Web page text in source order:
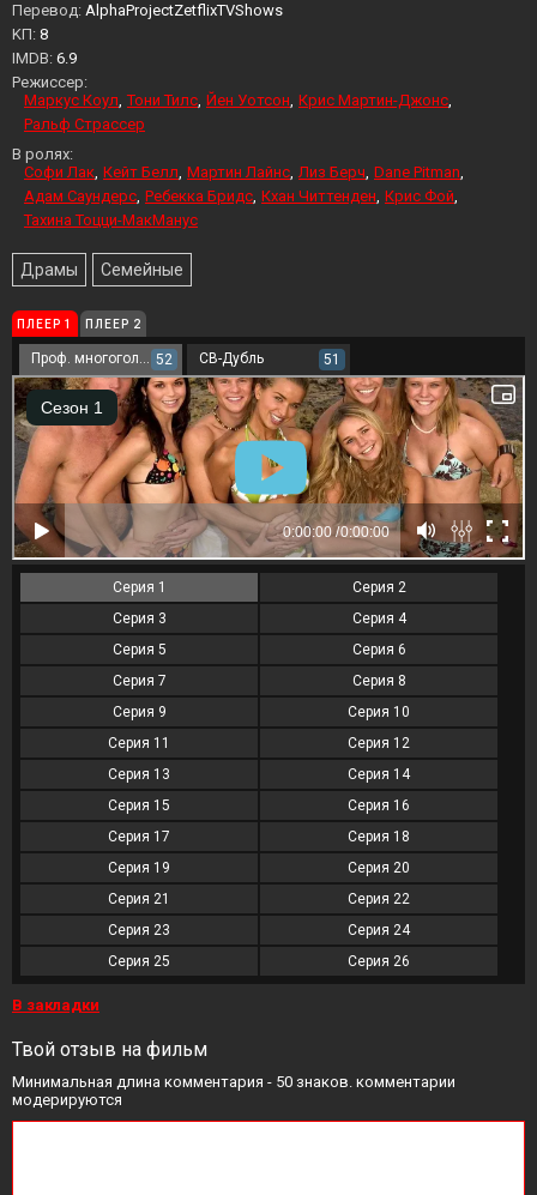
Перевод: AlphaProjectZetflixTVShows
KП: 8
IMDB: 6.9
Режиссер:
Маркус Коул Тони Тилс Йен Уотсон Крис Мартин-Джонс
Ральф Страссер
В ролях:
Софи Лак Кейт Белл Мартин Лайнс Лиз Берч Dane Pitman
Адам Саундерс Ребекка Бридс Кхан Читтенден Крис Фой
Тахина Тоцци-МакМанус
Драмы Семейные
ПЛЕЕР 1 ПЛЕЕР 2
Проф. многоголосый 52 СВ-Дубль 51
Серия 1
Серия 2
Серия 3
Серия 4
Серия 5
Серия 6
Серия 7
Серия 8
Серия 9
Серия 10
Серия 11
Серия 12
Серия 13
Серия 14
Серия 15
Серия 16
Серия 17
Серия 18
Серия 19
Серия 20
Серия 21
Серия 22
Серия 23
Серия 24
Серия 25
Серия 26
В закладки
Твой отзыв на фильм
Минимальная длина комментария - 50 знаков. комментарии
модерируются